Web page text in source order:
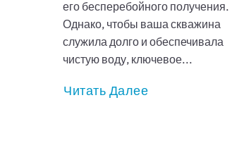
его бесперебойного получения.
Однако, чтобы ваша скважина
служила долго и обеспечивала
чистую воду, ключевое...
Читать Далее